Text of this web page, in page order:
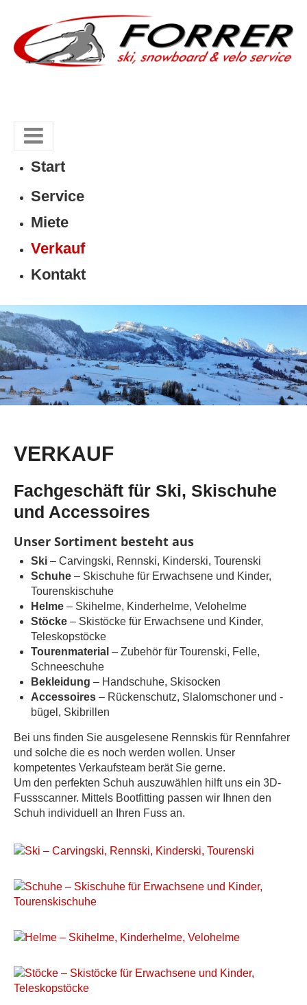
Start
Service
Miete
Verkauf
Kontakt
VERKAUF
Fachgeschäft für Ski, Skischuhe
und Accessoires
Unser Sortiment besteht aus
Ski – Carvingski, Rennski, Kinderski, Tourenski
Schuhe – Skischuhe für Erwachsene und Kinder,
Tourenskischuhe
Helme – Skihelme, Kinderhelme, Velohelme
Stöcke – Skistöcke für Erwachsene und Kinder,
Teleskopstöcke
Tourenmaterial – Zubehör für Tourenski, Felle,
Schneeschuhe
Bekleidung – Handschuhe, Skisocken
Accessoires – Rückenschutz, Slalomschoner und -
bügel, Skibrillen
Bei uns finden Sie ausgelesene Rennskis für Rennfahrer
und solche die es noch werden wollen. Unser
kompetentes Verkaufsteam berät Sie gerne.
Um den perfekten Schuh auszuwählen hilft uns ein 3D-
Fussscanner. Mittels Bootfitting passen wir Ihnen den
Schuh individuell an Ihren Fuss an.